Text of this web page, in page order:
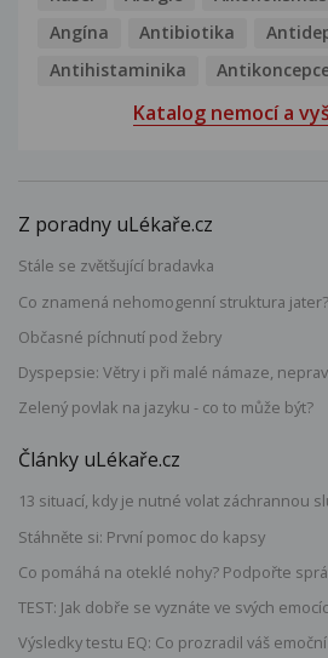
Angína
Antibiotika
Antihistaminika
Katalog nemocí a
Z poradny uLékaře.cz
Stále se zvětšující bradavka
Co znamená nehomogenní struktura jater?
Občasné píchnutí pod žebry
Dyspepsie: Větry i při malé námaze,
Zelený povlak na jazyku - co to může být?
Články uLékaře.cz
13 situací, kdy je nutné volat záchrannou
Stáhněte si: První pomoc do kapsy
Co pomáhá na oteklé nohy? Podpořte
TEST: Jak dobře se vyznáte ve svých
Výsledky testu EQ: Co prozradil váš